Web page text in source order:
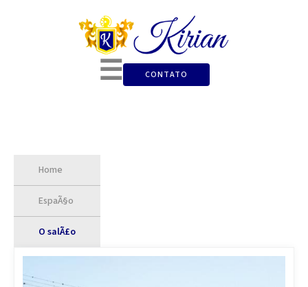
☰ CONTATO
Home
EspaÃ§o
O salÃ£o